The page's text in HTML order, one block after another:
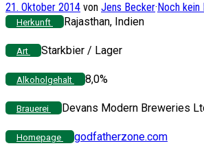
21. Oktober 2014 von Jens Becker· Noch
Herkunft Rajasthan, Indien
Art Starkbier / Lager
Alkoholgehalt 8,0%
Brauerei Devans Modern Breweries
Homepage godfatherzone.com